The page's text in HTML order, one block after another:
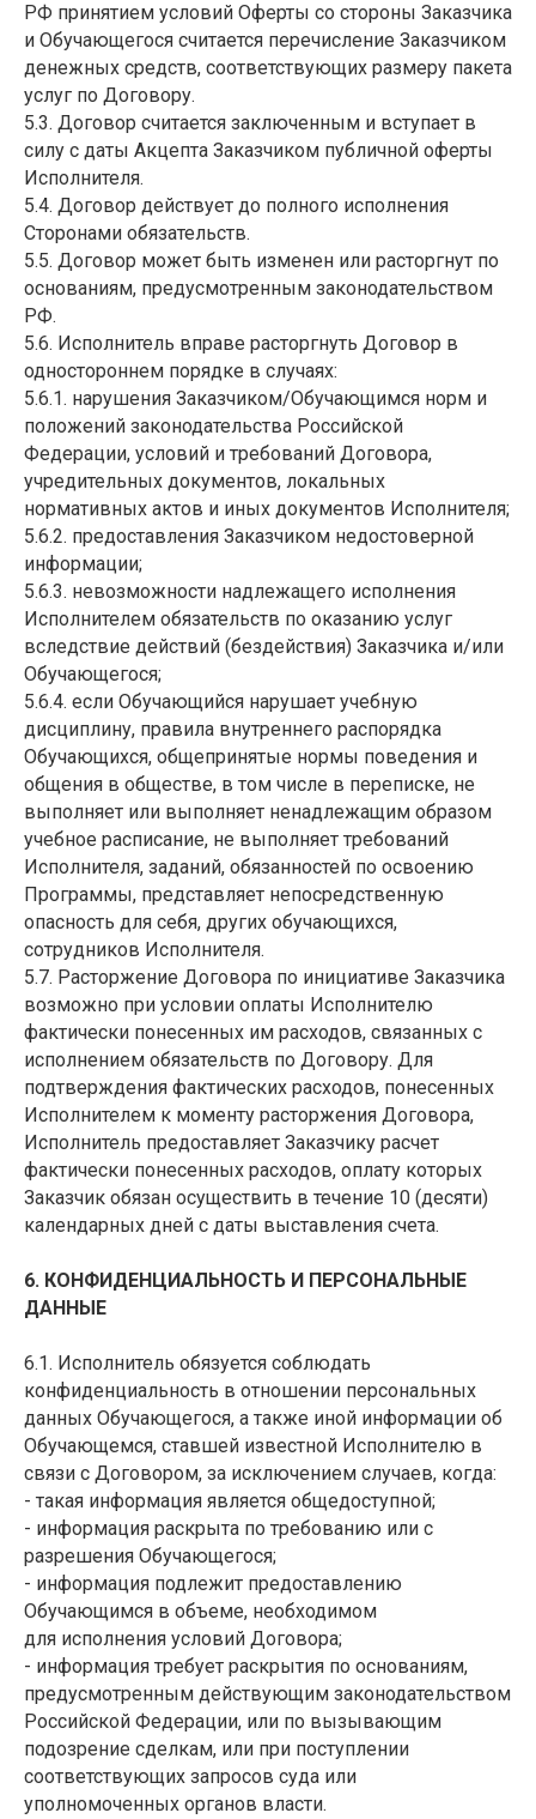
РФ принятием условий Оферты со стороны Заказчика
и Обучающегося считается перечисление Заказчиком
денежных средств, соответствующих размеру пакета
услуг по Договору.
5.3. Договор считается заключенным и вступает в
силу с даты Акцепта Заказчиком публичной оферты
Исполнителя.
5.4. Договор действует до полного исполнения
Сторонами обязательств.
5.5. Договор может быть изменен или расторгнут по
основаниям, предусмотренным законодательством
РФ.
5.6. Исполнитель вправе расторгнуть Договор в
одностороннем порядке в случаях:
5.6.1. нарушения Заказчиком/Обучающимся норм и
положений законодательства Российской
Федерации, условий и требований Договора,
учредительных документов, локальных
нормативных актов и иных документов Исполнителя;
5.6.2. предоставления Заказчиком недостоверной
информации;
5.6.3. невозможности надлежащего исполнения
Исполнителем обязательств по оказанию услуг
вследствие действий (бездействия) Заказчика и/или
Обучающегося;
5.6.4. если Обучающийся нарушает учебную
дисциплину, правила внутреннего распорядка
Обучающихся, общепринятые нормы поведения и
общения в обществе, в том числе в переписке, не
выполняет или выполняет ненадлежащим образом
учебное расписание, не выполняет требований
Исполнителя, заданий, обязанностей по освоению
Программы, представляет непосредственную
опасность для себя, других обучающихся,
сотрудников Исполнителя.
5.7. Расторжение Договора по инициативе Заказчика
возможно при условии оплаты Исполнителю
фактически понесенных им расходов, связанных с
исполнением обязательств по Договору. Для
подтверждения фактических расходов, понесенных
Исполнителем к моменту расторжения Договора,
Исполнитель предоставляет Заказчику расчет
фактически понесенных расходов, оплату которых
Заказчик обязан осуществить в течение 10 (десяти)
календарных дней с даты выставления счета.
6. КОНФИДЕНЦИАЛЬНОСТЬ И ПЕРСОНАЛЬНЫЕ
ДАННЫЕ
6.1. Исполнитель обязуется соблюдать
конфиденциальность в отношении персональных
данных Обучающегося, а также иной информации об
Обучающемся, ставшей известной Исполнителю в
связи с Договором, за исключением случаев, когда:
- такая информация является общедоступной;
- информация раскрыта по требованию или с
разрешения Обучающегося;
- информация подлежит предоставлению
Обучающимся в объеме, необходимом
для исполнения условий Договора;
- информация требует раскрытия по основаниям,
предусмотренным действующим законодательством
Российской Федерации, или по вызывающим
подозрение сделкам, или при поступлении
соответствующих запросов суда или
уполномоченных органов власти.